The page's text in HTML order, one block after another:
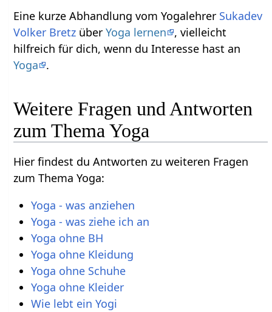
Eine kurze Abhandlung vom Yogalehrer Sukadev
Volker Bretz überYoga lernen
, vielleicht
hilfreich für dich, wenn du Interesse hast an
Yoga
.
Weitere Fragen und Antworten
zum Thema Yoga
Hier findest du Antworten zu weiteren Fragen
zum Thema Yoga:
Yoga - was anziehen
Yoga - was ziehe ich an
Yoga ohne BH
Yoga ohne Kleidung
Yoga ohne Schuhe
Yoga ohne Kleider
Wie lebt ein Yogi